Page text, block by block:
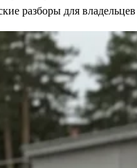
разборы для владельцев